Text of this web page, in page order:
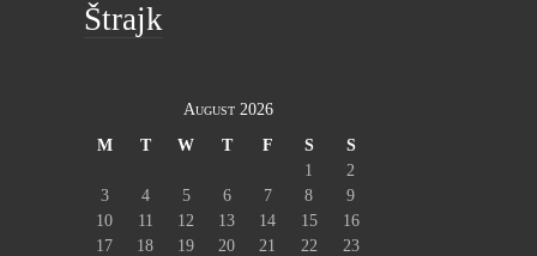
Štrajk
August 2026
M
T W T F S
S
1
2
3
4 5 6 7 8
9
10
11 12 13 14 15
16
17
18 19 20 21 22
23